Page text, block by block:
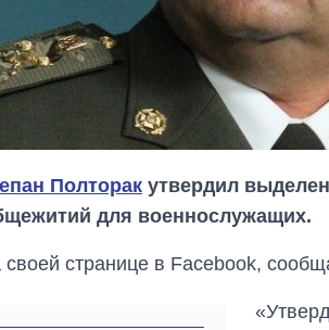
Полторак утвердил
для военнослужащих.
странице в Facebook,